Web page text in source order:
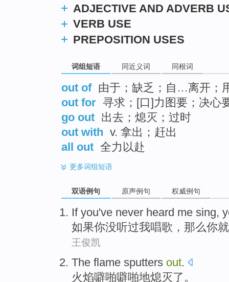
ADJECTIVE AND ADVERB
VERB USE
PREPOSITION USES
词组短语 同近义词 同根词
out of 由于；缺乏；自…离开；
out for 寻求；[口]力图要；决心
go out 出去；熄灭；过时
out with v. 拿出；赶出
all out 全力以赴
更多词组短语
双语例句 原声例句 权威例句
If you've never heard me sing,
如果你没听过我唱歌 ， 那么你就
王俊凯
The flame sputters out.
火焰噼啪噼啪地熄灭了。